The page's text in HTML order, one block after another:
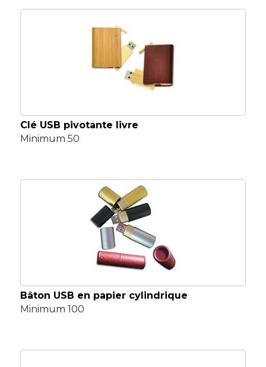
Clé USB pivotante livre
Minimum 50
Bâton USB en papier cylindrique
Minimum 100